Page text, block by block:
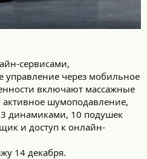
сервисами,
через мобильное
включают массажные
шумоподавление,
динамиками, 10 подушек
и доступ к онлайн-
14 декабря.